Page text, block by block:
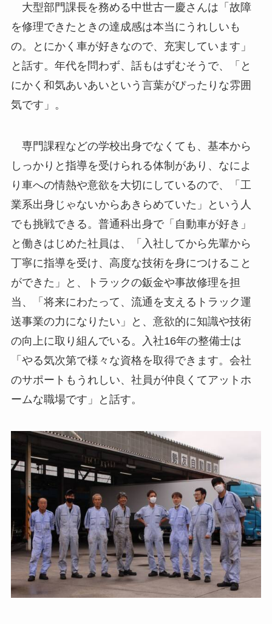
大型部門課長を務める中世古一慶さんは「故障
を修理できたときの達成感は本当にうれしいも
の。とにかく車が好きなので、充実しています」
と話す。年代を問わず、話もはずむそうで、「と
にかく和気あいあいという言葉がぴったりな雰囲
気です」。
専門課程などの学校出身でなくても、基本から
しっかりと指導を受けられる体制があり、なによ
り車への情熱や意欲を大切にしているので、「工
業系出身じゃないからあきらめていた」という人
でも挑戦できる。普通科出身で「自動車が好き」
と働きはじめた社員は、「入社してから先輩から
丁寧に指導を受け、高度な技術を身につけること
ができた」と、トラックの鈑金や事故修理を担
当、「将来にわたって、流通を支えるトラック運
送事業の力になりたい」と、意欲的に知識や技術
の向上に取り組んでいる。入社16年の整備士は
「やる気次第で様々な資格を取得できます。会社
のサポートもうれしい、社員が仲良くてアットホ
ームな職場です」と話す。